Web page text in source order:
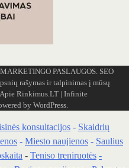
PASLAUGOS. SEO
rašymas ir talpinimas į mūsų
Apie Rinkimus.LT| Infinite
by WordPress.
konsultacijos - Skaidrių
- Miesto naujienos - Saulius
- Teniso treniruotės -